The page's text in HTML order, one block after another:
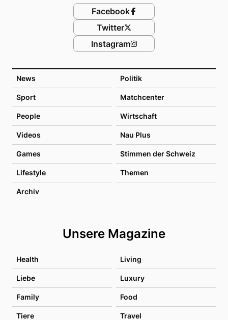
News Politik
Sport Matchcenter
People Wirtschaft
Videos Nau Plus
Games Stimmen der Schweiz
Lifestyle Themen
Archiv
Unsere Magazine
Health Living
Liebe Luxury
Family Food
Tiere Travel
Facebook
Twitter
Instagram